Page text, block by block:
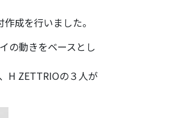
成を行いました。
の動きをベースとし
H ZETTRIOの３人が